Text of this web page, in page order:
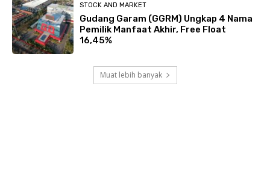
STOCK AND MARKET
Gudang Garam (GGRM) Ungkap 4 Nama
Pemilik Manfaat Akhir, Free Float
16,45%
Muat lebih banyak